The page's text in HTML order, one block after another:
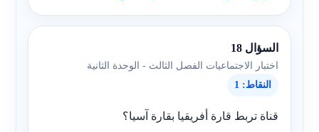
السؤال 18
اختبار الاجتماعيات الفصل الثالث - الوحدة الثانية
النقاط: 1
قناة تربط قارة أفريقيا بقارة آسيا؟